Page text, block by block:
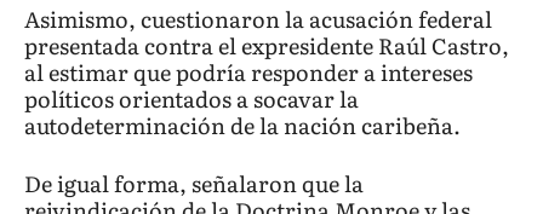
Asimismo, cuestionaron la acusación federal
presentada contra el expresidente Raúl Castro,
al estimar que podría responder a intereses
políticos orientados a socavar la
autodeterminación de la nación caribeña.
De igual forma, señalaron que la